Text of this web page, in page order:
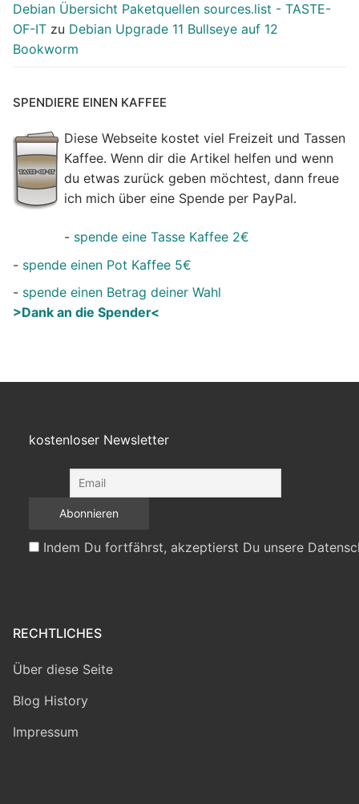
Debian Übersicht Paketquellen sources.list - TASTE-
OF-IT zu Debian Upgrade 11 Bullseye auf 12
Bookworm
SPENDIERE EINEN KAFFEE
Diese Webseite kostet viel Freizeit und Tassen
Kaffee. Wenn dir die Artikel helfen und wenn
du etwas zurück geben möchtest, dann freue
ich mich über eine Spende per PayPal.
- spende eine Tasse Kaffee 2€
- spende einen Pot Kaffee 5€
- spende einen Betrag deiner Wahl
>Dank an die Spender<
kostenloser Newsletter
Indem Du fortfährst, akzeptierst Du unsere
RECHTLICHES
Über diese Seite
Blog History
Impressum